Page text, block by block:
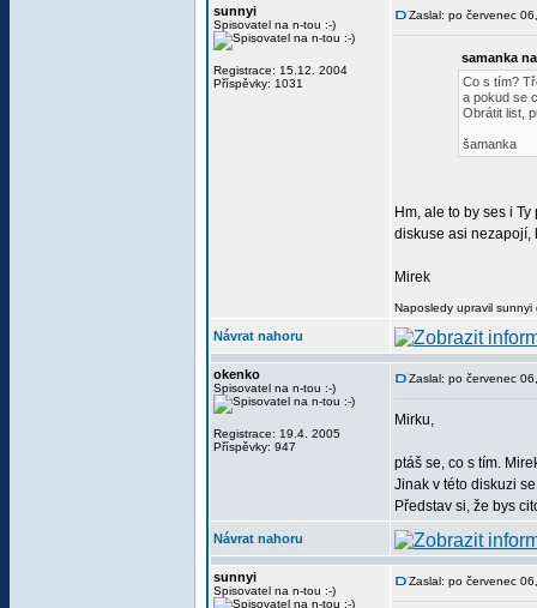
sunnyi
Spisovatel na n-tou :-)
Registrace: 15.12. 2004
Příspěvky: 1031
Zaslal: po červenec
samanka
Co s tím?
a pokud se
Obrátit list,
šamanka
Hm, ale to by ses i
diskuse asi nezapojí,
Mirek
Naposledy upravil
Návrat nahoru
okenko
Spisovatel na n-tou :-)
Registrace: 19.4. 2005
Příspěvky: 947
Zaslal: po červenec
Mirku,
ptáš se, co s tím.
Jinak v této diskuzi
Představ si, že bys
Návrat nahoru
sunnyi
Spisovatel na n-tou :-)
Zaslal: po červenec